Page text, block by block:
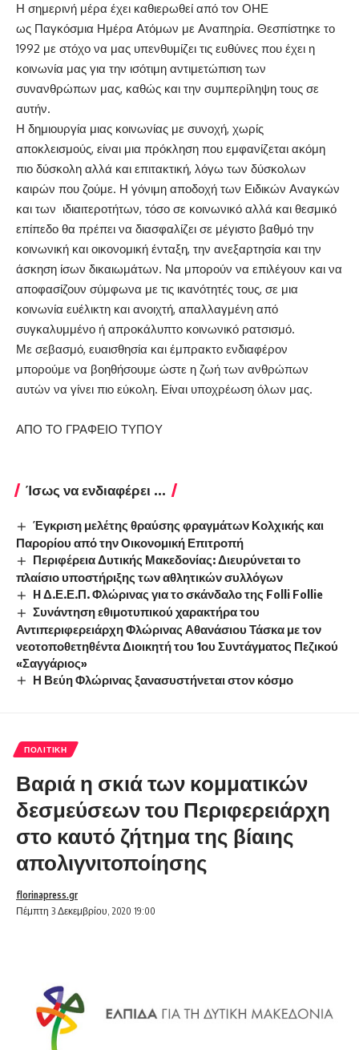
Η σημερινή μέρα έχει καθιερωθεί από τον ΟΗΕ
ως Παγκόσμια Ημέρα Ατόμων με Αναπηρία. Θεσπίστηκε το
1992 με στόχο να μας υπενθυμίζει τις ευθύνες που έχει η
κοινωνία μας για την ισότιμη αντιμετώπιση των
συνανθρώπων μας, καθώς και την συμπερίληψη τους σε
αυτήν.
Η δημιουργία μιας κοινωνίας με συνοχή, χωρίς
αποκλεισμούς, είναι μια πρόκληση που εμφανίζεται ακόμη
πιο δύσκολη αλλά και επιτακτική, λόγω των δύσκολων
καιρών που ζούμε. Η γόνιμη αποδοχή των Ειδικών Αναγκών
και των ιδιαιτεροτήτων, τόσο σε κοινωνικό αλλά και θεσμικό
επίπεδο θα πρέπει να διασφαλίζει σε μέγιστο βαθμό την
κοινωνική και οικονομική ένταξη, την ανεξαρτησία και την
άσκηση ίσων δικαιωμάτων. Να μπορούν να επιλέγουν και να
αποφασίζουν σύμφωνα με τις ικανότητές τους, σε μια
κοινωνία ευέλικτη και ανοιχτή, απαλλαγμένη από
συγκαλυμμένο ή απροκάλυπτο κοινωνικό ρατσισμό.
Με σεβασμό, ευαισθησία και έμπρακτο ενδιαφέρον
μπορούμε να βοηθήσουμε ώστε η ζωή των ανθρώπων
αυτών να γίνει πιο εύκολη. Είναι υποχρέωση όλων μας.
ΑΠΟ ΤΟ ΓΡΑΦΕΙΟ ΤΥΠΟΥ
Ίσως να ενδιαφέρει ...
Έγκριση μελέτης θραύσης φραγμάτων Κολχικής και
Παρορίου από την Οικονομική Επιτροπή
Περιφέρεια Δυτικής Μακεδονίας: Διευρύνεται το
πλαίσιο υποστήριξης των αθλητικών συλλόγων
H Δ.Ε.Ε.Π. Φλώρινας για το σκάνδαλο της Folli Follie
Συνάντηση εθιμοτυπικού χαρακτήρα του
Αντιπεριφερειάρχη Φλώρινας Αθανάσιου Τάσκα με τον
νεοτοποθετηθέντα Διοικητή του 1ου Συντάγματος Πεζικού
«Σαγγάριος»
Η Βεύη Φλώρινας ξανασυστήνεται στον κόσμο
ΠΟΛΙΤΙΚΉ
Βαριά η σκιά των κομματικών
δεσμεύσεων του Περιφερειάρχη
στο καυτό ζήτημα της βίαιης
απολιγνιτοποίησης
Πέμπτη 3 Δεκεμβρίου, 2020 19:00
florinapress.gr